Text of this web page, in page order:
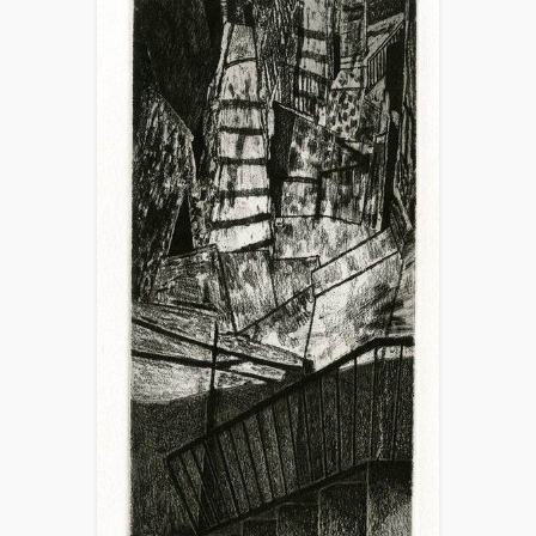
Contemporary Italian Prints Exhibition in China -
China Printmaking Museum, Guanlan, Shenzhen; fa
parte di Passaggi 2019, quaderni di poesia e arte
dell’Associazione culturale La Luna, fa parte degli
artisti della 25ma edizione del Premio Gentile da
Fabriano “Artisti per Carlo Bo”.